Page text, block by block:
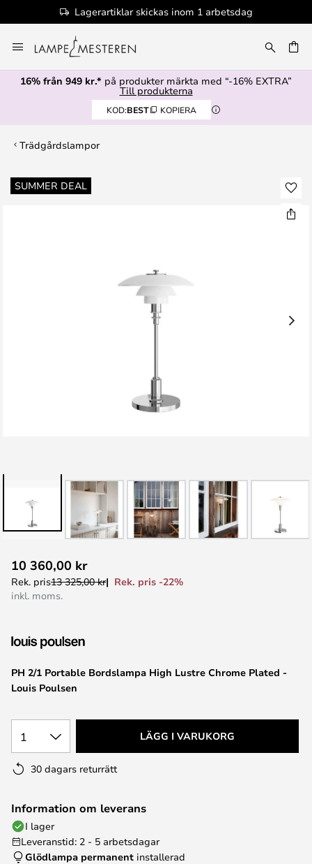
Lagerartiklar skickas inom 1 arbetsdag
till
innehållet
16% från 949 kr.* på produkter märkta med “-16% EXTRA”
Till produkterna
KOD:BEST KOPIERA
Trädgårdslampor
SUMMER DEAL
Hoppa
till
till
början
PH 2/1 Portable Bordslampa High Lustre Chrome Plated -
Louis Poulsen
10 360,00 kr
Rek. pris13 325,00 kr
Rek. pris -22%
inkl. moms.
1 LÄGG I VARUKORG
30 dagars returrätt
Information om leverans
I lager
Leveranstid: 2 - 5 arbetsdagar
Glödlampa permanent installerad